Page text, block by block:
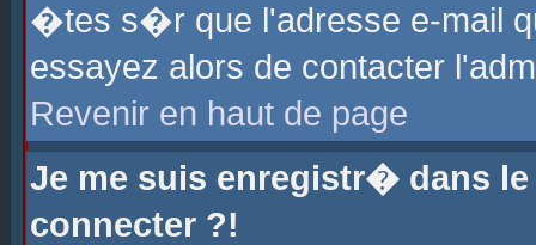
�tes s�r que l'adresse e-mail
essayez alors de contacter
Revenir en haut de page
Je me suis enregistr� dans
connecter ?!